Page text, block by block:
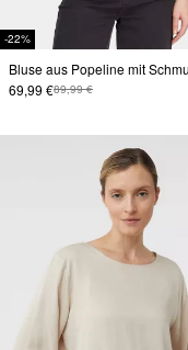
-22%
69,99 €89,99 €